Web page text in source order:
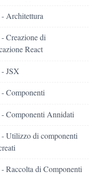
- Architettura
- Creazione di
React
- JSX
- Componenti
- Componenti Annidati
- Utilizzo di componenti
- Raccolta di Componenti